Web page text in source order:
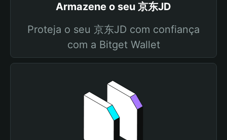
Armazene o seu 京东JD
Proteja o seu 京东JD com confiança
com a Bitget Wallet